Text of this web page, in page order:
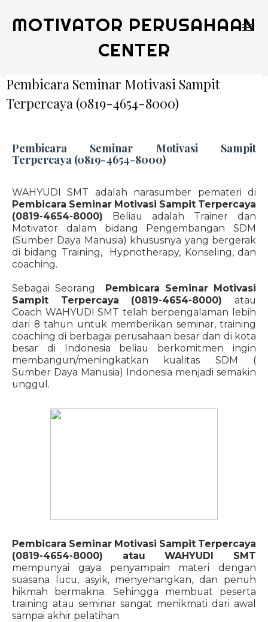
MOTIVATOR PERUSAHAAN
CENTER
Pembicara Seminar Motivasi Sampit
Terpercaya (0819-4654-8000)
Pembicara Seminar Motivasi Sampit
Terpercaya (0819-4654-8000)
WAHYUDI SMT adalah narasumber pemateri di
Pembicara Seminar Motivasi Sampit Terpercaya
(0819-4654-8000) Beliau adalah Trainer dan
Motivator dalam bidang Pengembangan SDM
(Sumber Daya Manusia) khususnya yang bergerak
di bidang Training, Hypnotherapy, Konseling, dan
coaching.
Sebagai Seorang Pembicara Seminar Motivasi
Sampit Terpercaya (0819-4654-8000) atau
Coach WAHYUDI SMT telah berpengalaman lebih
dari 8 tahun untuk memberikan seminar, training
coaching di berbagai perusahaan besar dan di kota
besar di Indonesia beliau berkomitmen ingin
membangun/meningkatkan kualitas SDM (
Sumber Daya Manusia) Indonesia menjadi semakin
unggul.
Pembicara Seminar Motivasi Sampit Terpercaya
(0819-4654-8000) atau WAHYUDI SMT
mempunyai gaya penyampain materi dengan
suasana lucu, asyik, menyenangkan, dan penuh
hikmah bermakna. Sehingga membuat peserta
training atau seminar sangat menikmati dari awal
sampai akhir pelatihan.